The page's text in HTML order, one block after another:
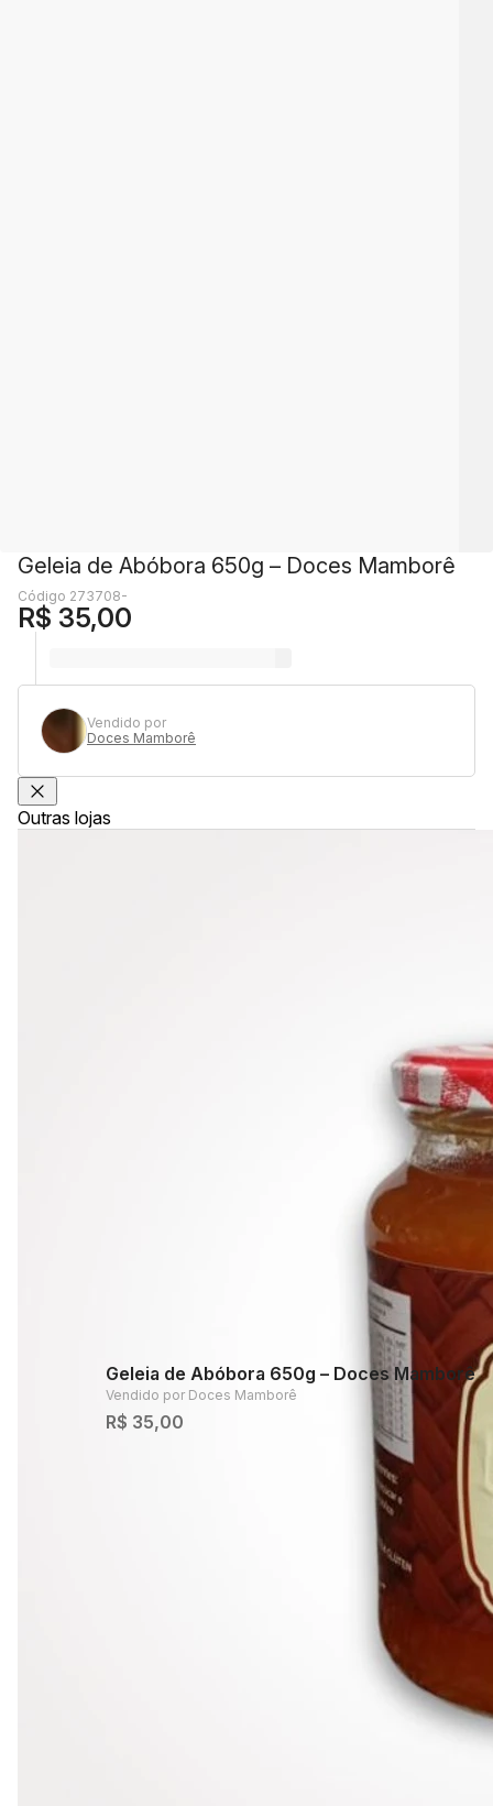
Geleia de Abóbora 650g – Doces Mamborê
Código 273708-
R$ 35,00
Vendido por
Doces Mamborê
Outras lojas
Geleia de Abóbora 650g – Doces Mamborê
Vendido por Doces Mamborê
R$ 35,00